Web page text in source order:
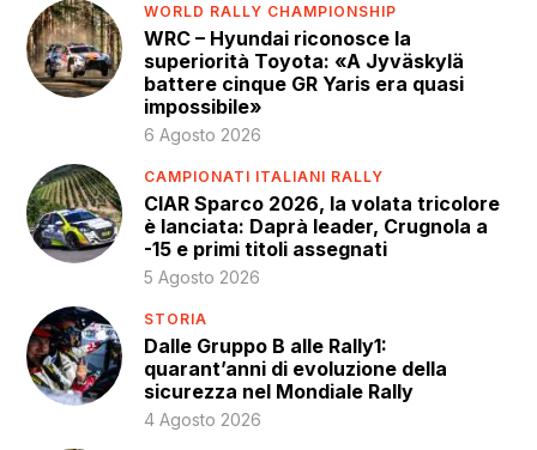
WORLD RALLY CHAMPIONSHIP
WRC – Hyundai riconosce la
superiorità Toyota: «A Jyväskylä
battere cinque GR Yaris era quasi
impossibile»
6 Agosto 2026
CAMPIONATI ITALIANI RALLY
CIAR Sparco 2026, la volata tricolore
è lanciata: Daprà leader, Crugnola a
-15 e primi titoli assegnati
5 Agosto 2026
STORIA
Dalle Gruppo B alle Rally1:
quarant’anni di evoluzione della
sicurezza nel Mondiale Rally
4 Agosto 2026